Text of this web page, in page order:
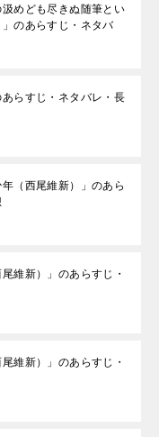
汲めども尽きぬ随筆とい
のあらすじ・ネタバ
あらすじ・ネタバレ・長
（西尾維新）」のあら
維新）」のあらすじ・
維新）」のあらすじ・